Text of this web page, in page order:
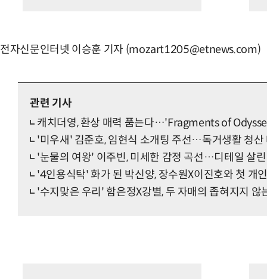
전자신문인터넷 이승훈 기자 (mozart1205@etnews.com)
관련 기사
캐치더영, 환상 매력 품는다…'Fragments of
'미우새' 김준호, 임현식 소개팅 주선…독거생활 청산
'눈물의 여왕' 이주빈, 미세한 감정 곡선…디테일 살
'4인용식탁' 화가 된 박신양, 장수원X이진호와 첫 개
'수지맞은 우리' 함은정X강별, 두 자매의 좁혀지지 않